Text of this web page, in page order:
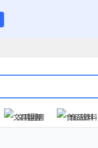
文具圖書 食品飲料